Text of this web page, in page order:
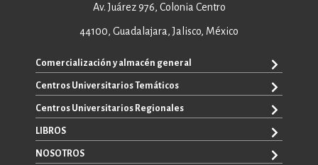
Av. Juárez 976, Colonia Centro
44100, Guadalajara, Jalisco, México
Comercialización y almacén general
+52 33 3640 6326
+52 33 3640 4595
ventas@editorial.udg.mx
WhatsApp: +52 33 1433 6869
Centros Universitarios Temáticos
CUAAD
CUCEA
CUCBA
Centros Universitarios Regionales
CUALTOS
CUCHAPALA
LIBROS
TODOS LOS LIBROS
NOSOTROS